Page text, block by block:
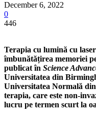
December 6, 2022
0
446
Terapia cu lumină cu
îmbunătățirea memoriei
publicat în Science
Universitatea din
Universitatea Normală
terapia, care este non-
lucru pe termen scurt la